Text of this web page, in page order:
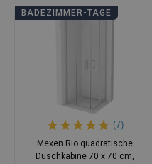
BADEZIMMER-TAGE
(7)
Mexen Rio quadratische
Duschkabine 70 x 70 cm,